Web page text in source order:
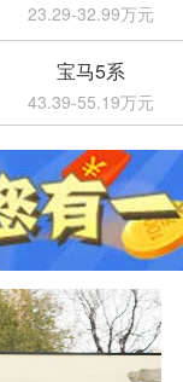
23.29-32.99万元
宝马5系
43.39-55.19万元